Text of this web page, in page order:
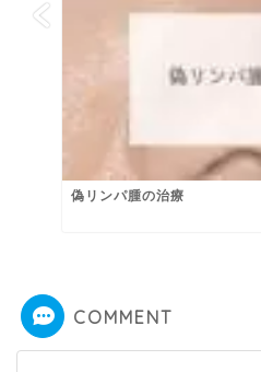
偽リンパ腫の治療
COMMENT